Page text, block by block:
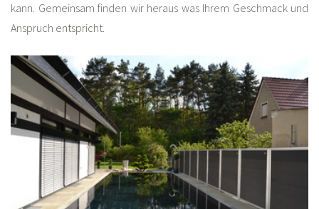
kann. Gemeinsam finden wir heraus was Ihrem Geschmack und
Anspruch entspricht.